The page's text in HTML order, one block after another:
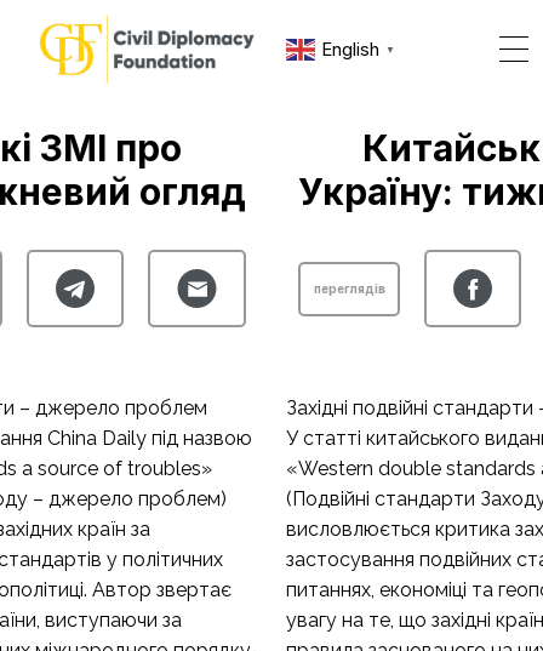
English ▼
ЗМІ про
огляд
– джерело проблем
China Daily під назвою
a source of troubles»
– джерело проблем)
країн за
у політичних
Автор звертає
виступаючи за
Україну:
переглядів
Західні подвійні
У статті китайського
«Western double
(Подвійні стандарти
висловлюється критика
застосування подвійних
питаннях, економіці та
увагу на те, що західні